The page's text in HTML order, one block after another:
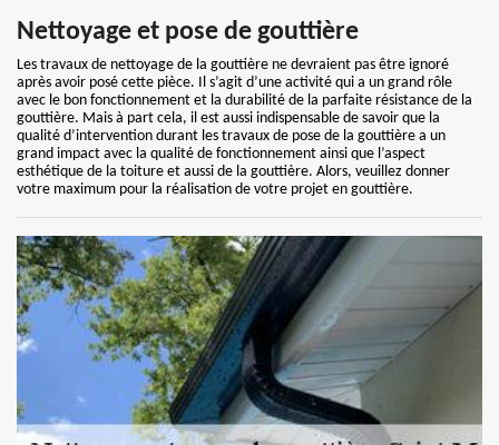
Nettoyage et pose de gouttière
Les travaux de nettoyage de la gouttière ne devraient pas être ignoré
après avoir posé cette pièce. Il s’agit d’une activité qui a un grand rôle
avec le bon fonctionnement et la durabilité de la parfaite résistance de la
gouttière. Mais à part cela, il est aussi indispensable de savoir que la
qualité d’intervention durant les travaux de pose de la gouttière a un
grand impact avec la qualité de fonctionnement ainsi que l’aspect
esthétique de la toiture et aussi de la gouttière. Alors, veuillez donner
votre maximum pour la réalisation de votre projet en gouttière.